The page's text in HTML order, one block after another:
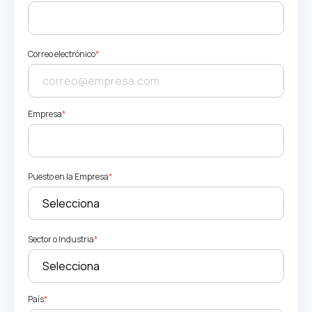
Correo electrónico*
Empresa*
Puesto en la Empresa*
Sector o Industria*
País*